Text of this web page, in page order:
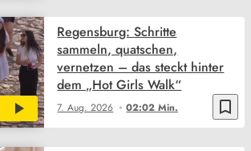
bookmark_border
7. Aug. 2026 02:02 Min.
Regensburg: Schritte
sammeln, quatschen,
vernetzen – das steckt hinter
dem „Hot Girls Walk“